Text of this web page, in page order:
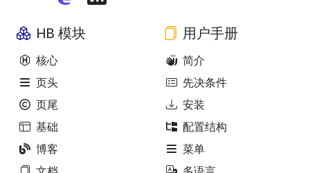
HB 模块
核心
页头
页尾
基础
博客
用户手册
简介
先决条件
安装
配置结构
菜单